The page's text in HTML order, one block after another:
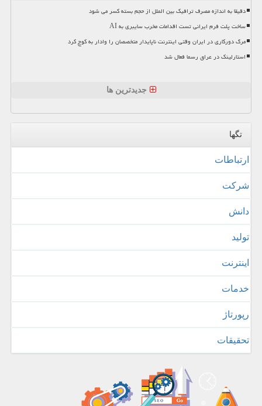
دقیقا به اندازه مصرف ترافیک بین الملل از حجم بسته کسر می شود
ساخت پلت فرم ایرانی تست اقدامات مخرب سایبری به AI
مرگ دورکاری در ایران وقتی اینترنت ناپایدار متخصصان را وادار به کوچ کرد
استارلینک در عراق رسما فعال شد
جدیدترین ها
تگها
ارتباطات
شركت
دانش
تولید
اینترنت
خدمات
رپورتاژ
تحقیقات